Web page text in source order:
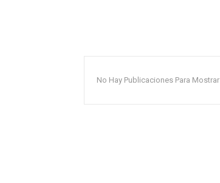
No Hay Publicaciones Para Mostrar